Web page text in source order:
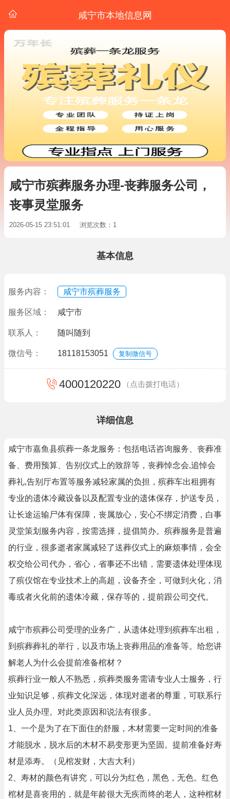
咸宁市本地信息网
咸宁市殡葬服务办理-丧葬服务公司，
丧事灵堂服务
2026-05-15 23:51:01 浏览次数：1
基本信息
服务内容： 咸宁市殡葬服务
服务区域： 咸宁市
联系人： 随叫随到
微信号： 18118153051 复制微信号
4000120220 （点击拨打电话）
详细信息
咸宁市嘉鱼县殡葬一条龙服务：‌包括电话咨询服务、‌丧葬准
备、‌费用预算、‌告别仪式上的致辞等，丧葬悼念会,追悼会
葬礼,告别厅布置‌等服务减轻家属的负担，殡葬车出租拥有
专业的遗体冷藏设备以及配置专业的遗体保存，护送专员，
让长途运输尸体有保障，丧属放心，安心不绑定消费，白事
灵堂策划服务内容，按需选择，提倡简办。殡葬服务是普遍
的行业，很多逝者家属减轻了送葬仪式上的麻烦事情，会全
权交给公司代办，省心，省事还不出错，需要遗体处理体现
了殡仪馆在专业技术上的高超，设备齐全，可做到火化，消
毒或者火化前的遗体冷藏，保存等的，提前跟公司交代。
咸宁市殡葬公司受理的业务广，从遗体处理到殡葬车出租，
到殡葬葬礼的举行，以及市场上丧葬用品的准备等。给您讲
解老人为什么会提前准备棺材？
殡葬行业一般人不熟悉，殡葬类服务需请专业人士服务，行
业知识足够，殡葬文化深远，体现对逝者的尊重，可联系行
业人员办理。对此类原因和说法有很多。
1、一个是为了在下面住的舒服，木材需要一定时间的准备
才能脱水，脱水后的木材不易变形更为坚固。提前准备好寿
材是添寿。（见棺发财，大吉大利）
2、寿材的颜色有讲究，可以分为红色，黑色，无色。红色
棺材是喜丧用的，就是年龄很大无疾而终的老人，这种棺材